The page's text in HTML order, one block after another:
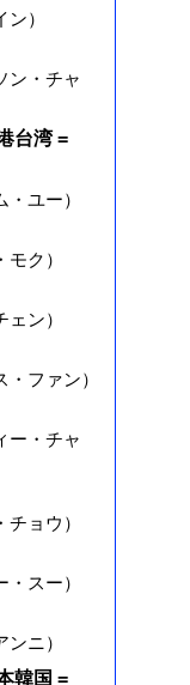
ン）
ン・チャ
台湾 =
・ユー）
モク）
ェン）
・ファン）
ー・チャ
チョウ）
・スー）
ンニ）
韓国 =